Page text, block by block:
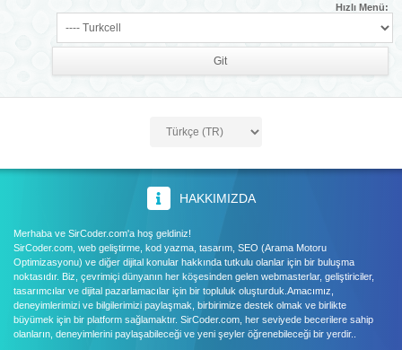
Hızlı Menü:
HAKKIMIZDA
Merhaba ve SirCoder.com'a hoş geldiniz!
SirCoder.com, web geliştirme, kod yazma, tasarım, SEO (Arama Motoru
Optimizasyonu) ve diğer dijital konular hakkında tutkulu olanlar için bir buluşma
noktasıdır. Biz, çevrimiçi dünyanın her köşesinden gelen webmasterlar, geliştiriciler,
tasarımcılar ve dijital pazarlamacılar için bir topluluk oluşturduk.Amacımız,
deneyimlerimizi ve bilgilerimizi paylaşmak, birbirimize destek olmak ve birlikte
büyümek için bir platform sağlamaktır. SirCoder.com, her seviyede becerilere sahip
olanların, deneyimlerini paylaşabileceği ve yeni şeyler öğrenebileceği bir yerdir..